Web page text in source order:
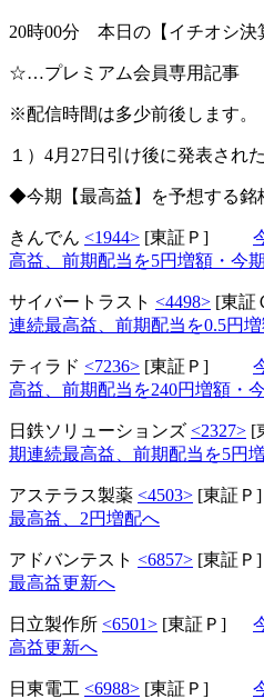
20時00分 本日の【イチオシ決
☆…プレミアム会員専用記事
※配信時間は多少前後します。
１）4月27日引け後に発表され
◆今期【最高益】を予想する銘
きんでん <1944> [東証Ｐ]
高益、前期配当を5円増額・今
サイバートラスト <4498> [東証
連続最高益、前期配当を0.5円
ティラド <7236> [東証Ｐ]
高益、前期配当を240円増額・
日鉄ソリューションズ <2327> [
期連続最高益、前期配当を5円
アステラス製薬 <4503> [東証Ｐ]
最高益、2円増配へ
アドバンテスト <6857> [東証Ｐ]
最高益更新へ
日立製作所 <6501> [東証Ｐ]
高益更新へ
日東電工 <6988> [東証Ｐ]